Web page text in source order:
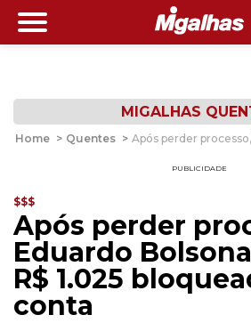
MIGALHAS
Home > Quentes > Após perder
PUBLICIDADE
$$$
Após perder
Eduardo
R$ 1.025
conta